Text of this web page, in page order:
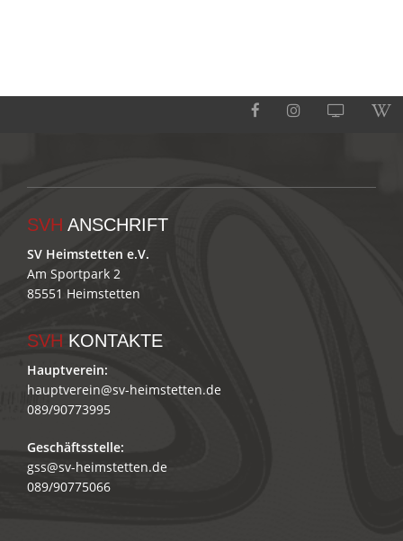
SVH ANSCHRIFT
SV Heimstetten e.V.
Am Sportpark 2
85551 Heimstetten
SVH KONTAKTE
Hauptverein:
hauptverein@sv-heimstetten.de
089/90773995
Geschäftsstelle:
gss@sv-heimstetten.de
089/90775066